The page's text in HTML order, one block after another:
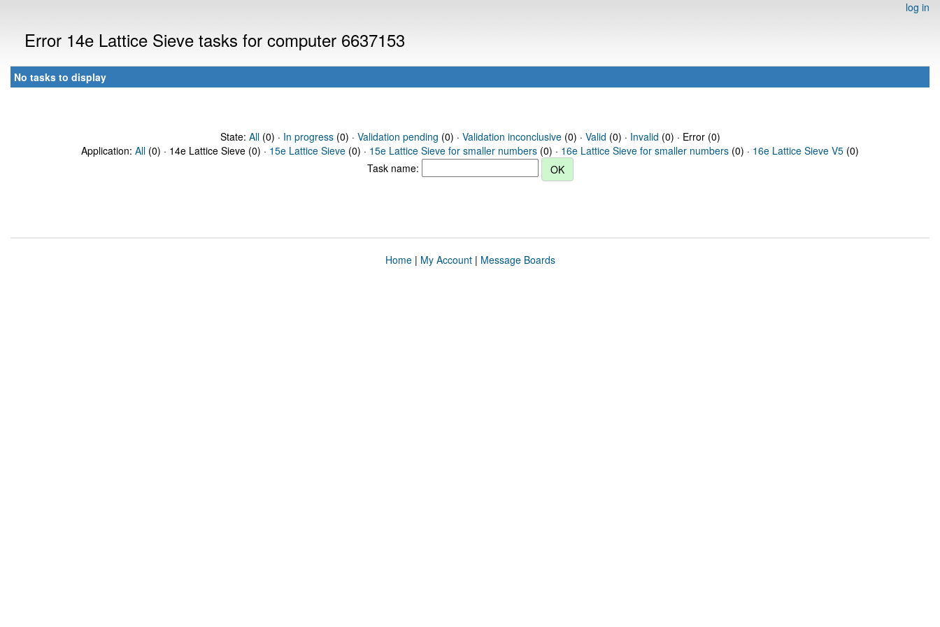
log in
Error 14e Lattice Sieve tasks for computer 6637153
No tasks to display
State: All(0) · In progress(0) · Validation pending (0) · Validation inconclusive(0) · Valid (0) · Invalid (0) · Error (0)
Application: All (0) · 14e Lattice Sieve (0) · 15e Lattice Sieve (0) · 15e Lattice Sieve for smaller numbers (0) · 16e Lattice Sieve for smaller numbers (0) · 16e Lattice Sieve V5 (0)
Task name:
Home| My Account| Message Boards